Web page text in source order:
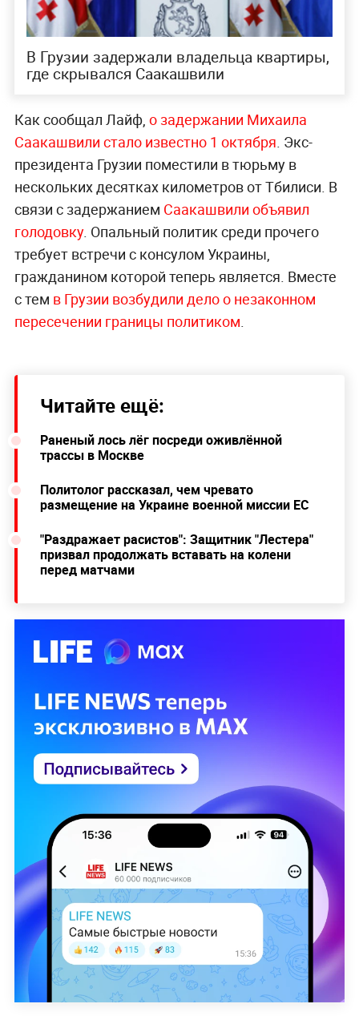
В Грузии задержали владельца квартиры,
где скрывался Саакашвили
Как сообщал Лайф, о задержании Михаила
Саакашвили стало известно 1 октября. Экс-
президента Грузии поместили в тюрьму в
нескольких десятках километров от Тбилиси. В
связи с задержанием Саакашвили объявил
голодовку. Опальный политик среди прочего
требует встречи с консулом Украины,
гражданином которой теперь является. Вместе
с тем в Грузии возбудили дело о незаконном
пересечении границы политиком.
Читайте ещё:
Раненый лось лёг посреди оживлённой
трассы в Москве
Политолог рассказал, чем чревато
размещение на Украине военной миссии ЕС
"Раздражает расистов": Защитник "Лестера"
призвал продолжать вставать на колени
перед матчами